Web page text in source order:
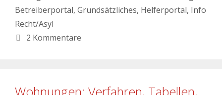
Betreiberportal, Grundsätzliches, Helferportal, Info
Recht/Asyl
2 Kommentare
Wohnungen: Verfahren, Tabellen,